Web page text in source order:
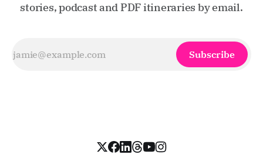
stories, podcast and PDF itineraries by email.
Subscribe